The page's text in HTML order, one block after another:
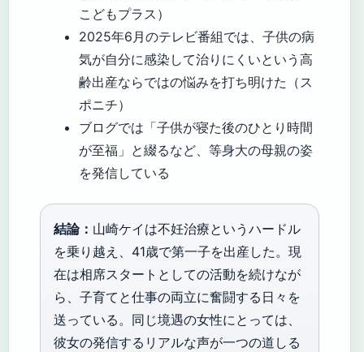
こどもプラス）
2025年6月のテレビ番組では、子供の病
気が自分に感染して治りにくいという高
齢出産ならではの悩みを打ち明けた（ス
ポニチ）
ブログでは「子供が寝た後のひとり時間
が至福」と綴るなど、等身大の母親の姿
を発信している
結論： 山崎ケイは不妊治療というハードル
を乗り越え、41歳で第一子を出産した。現
在は相席スタートとしての活動を続けなが
ら、子育てと仕事の両立に奮闘する日々を
送っている。同じ境遇の女性にとっては、
彼女の発信するリアルな声が一つの道しる